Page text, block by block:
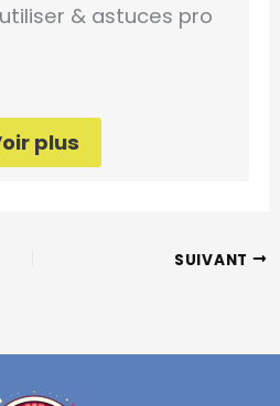
& astuces pro
plus
SUIVANT